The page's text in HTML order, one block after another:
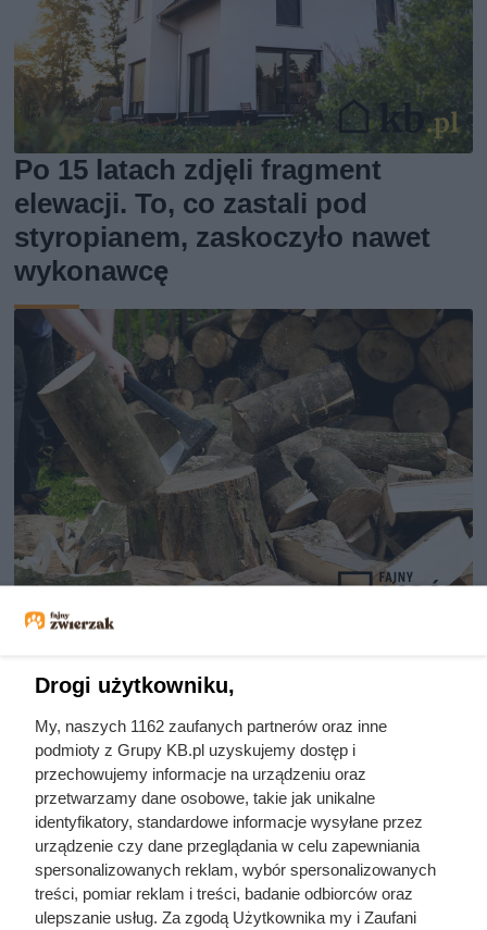
Po 15 latach zdjęli fragment
elewacji. To, co zastali pod
styropianem, zaskoczyło nawet
wykonawcę
Ten gatunek drewna daje
najwięcej ciepła, a Polacy rzadko
go kupują. Prawdziwy król
kaloryczności
świnki morskie
kawia domowa
świnki morskie
długowłose
świnki morskie
krótkowłose
świnki morskie
opieka nad gryzoniami
Drogi użytkowniku,
My, naszych 1162 zaufanych partnerów oraz inne
podmioty z Grupy KB.pl uzyskujemy dostęp i
przechowujemy informacje na urządzeniu oraz
przetwarzamy dane osobowe, takie jak unikalne
identyfikatory, standardowe informacje wysyłane przez
urządzenie czy dane przeglądania w celu zapewniania
spersonalizowanych reklam, wybór spersonalizowanych
treści, pomiar reklam i treści, badanie odbiorców oraz
ulepszanie usług. Za zgodą Użytkownika my i Zaufani